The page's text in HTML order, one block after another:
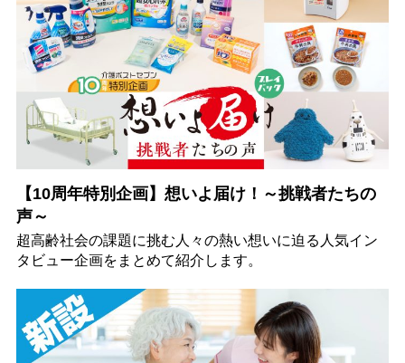
【10周年特別企画】想いよ届け！～挑戦者たちの
声～
超高齢社会の課題に挑む人々の熱い想いに迫る人気イン
タビュー企画をまとめて紹介します。